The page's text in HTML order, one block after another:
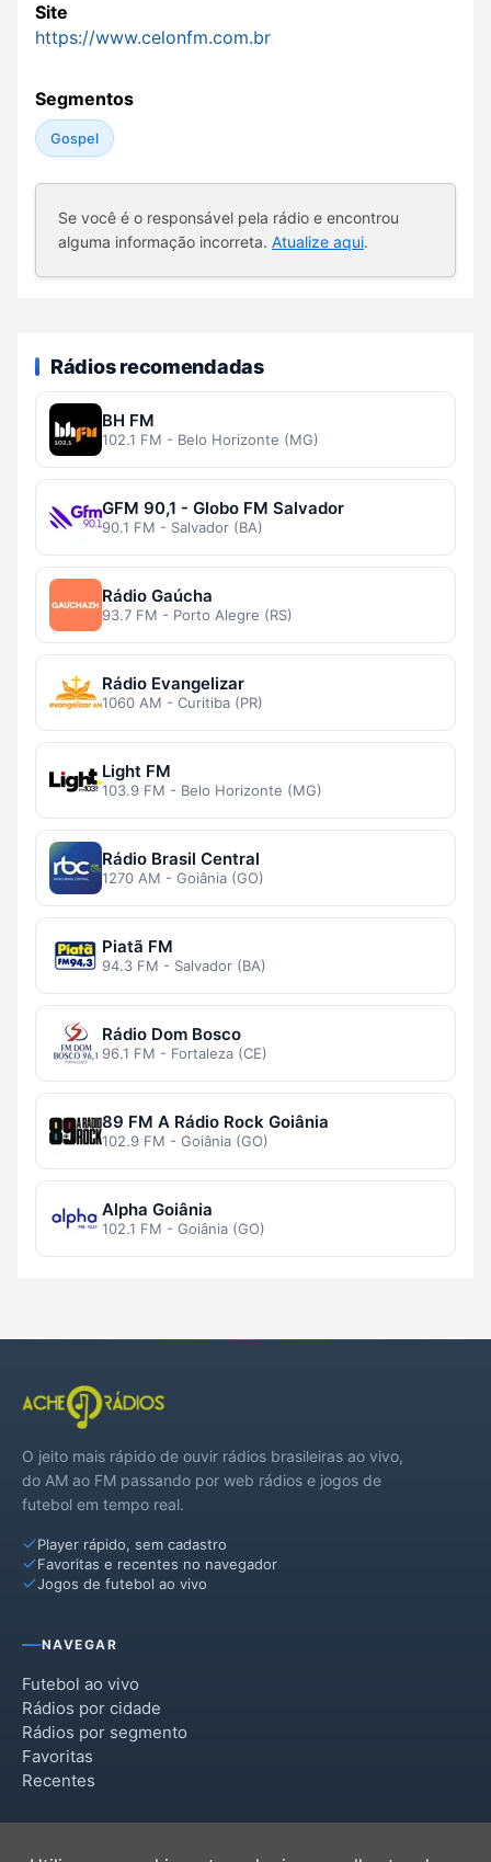
Site
https://www.celonfm.com.br
Segmentos
Gospel
Se você é o responsável pela rádio e encontrou
alguma informação incorreta. Atualize aqui.
Rádios recomendadas
BH FM
102.1 FM - Belo Horizonte (MG)
GFM 90,1 - Globo FM Salvador
90.1 FM - Salvador (BA)
Rádio Gaúcha
93.7 FM - Porto Alegre (RS)
Rádio Evangelizar
1060 AM - Curitiba (PR)
Light FM
103.9 FM - Belo Horizonte (MG)
Rádio Brasil Central
1270 AM - Goiânia (GO)
Piatã FM
94.3 FM - Salvador (BA)
Rádio Dom Bosco
96.1 FM - Fortaleza (CE)
89 FM A Rádio Rock Goiânia
102.9 FM - Goiânia (GO)
Alpha Goiânia
102.1 FM - Goiânia (GO)
O jeito mais rápido de ouvir rádios brasileiras ao vivo,
do AM ao FM passando por web rádios e jogos de
futebol em tempo real.
Player rápido, sem cadastro
Favoritas e recentes no navegador
Jogos de futebol ao vivo
NAVEGAR
Futebol ao vivo
Rádios por cidade
Rádios por segmento
Favoritas
Recentes